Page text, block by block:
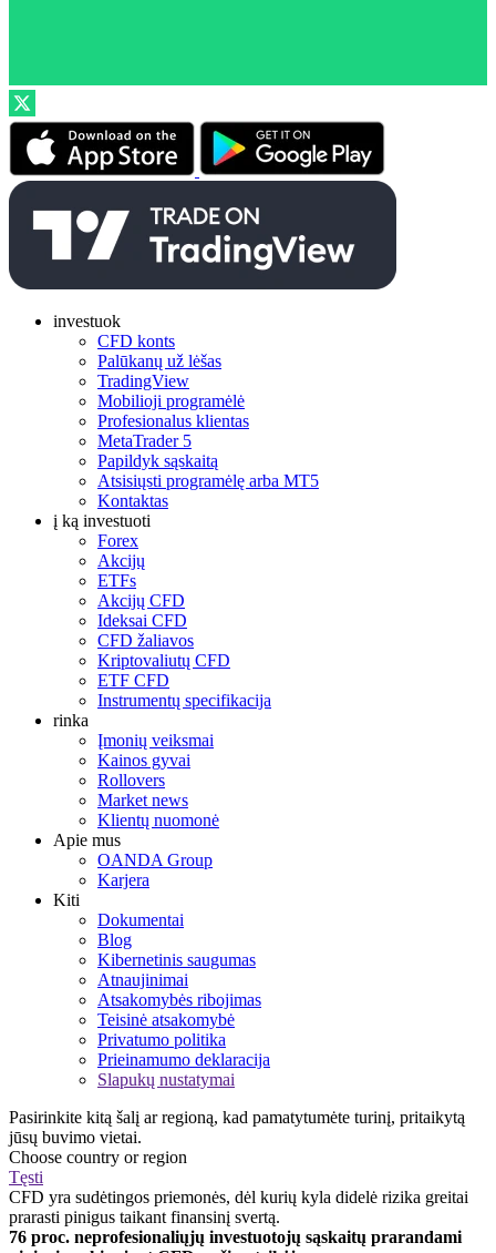
investuok
CFD konts
Palūkanų už lėšas
TradingView
Mobilioji programėlė
Profesionalus klientas
MetaTrader 5
Papildyk sąskaitą
Atsisiųsti programėlę arba MT5
Kontaktas
į ką investuoti
Forex
Akcijų
ETFs
Akcijų CFD
Ideksai CFD
CFD žaliavos
Kriptovaliutų CFD
ETF CFD
Instrumentų specifikacija
rinka
Įmonių veiksmai
Kainos gyvai
Rollovers
Market news
Klientų nuomonė
Apie mus
OANDA Group
Karjera
Kiti
Dokumentai
Blog
Kibernetinis saugumas
Atnaujinimai
Atsakomybės ribojimas
Teisinė atsakomybė
Privatumo politika
Prieinamumo deklaracija
Slapukų nustatymai
Pasirinkite kitą šalį ar regioną, kad pamatytumėte turinį, pritaikytą
jūsų buvimo vietai.
Choose country or region
Tęsti
CFD yra sudėtingos priemonės, dėl kurių kyla didelė rizika greitai
prarasti pinigus taikant finansinį svertą.
76 proc. neprofesionaliųjų investuotojų sąskaitų prarandami